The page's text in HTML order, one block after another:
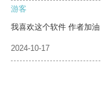
游客
我喜欢这个软件 作者加油
2024-10-17